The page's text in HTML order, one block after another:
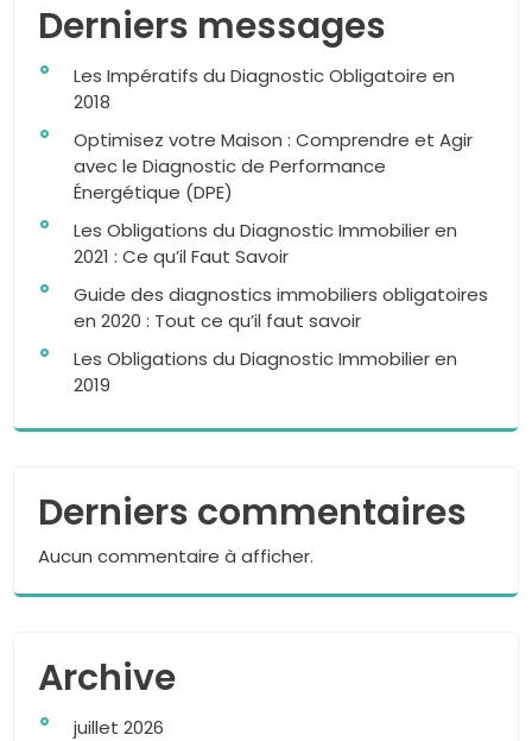
Derniers messages
Les Impératifs du Diagnostic Obligatoire en
2018
Optimisez votre Maison : Comprendre et Agir
avec le Diagnostic de Performance
Énergétique (DPE)
Les Obligations du Diagnostic Immobilier en
2021 : Ce qu’il Faut Savoir
Guide des diagnostics immobiliers obligatoires
en 2020 : Tout ce qu’il faut savoir
Les Obligations du Diagnostic Immobilier en
2019
Derniers commentaires
Aucun commentaire à afficher.
Archive
juillet 2026